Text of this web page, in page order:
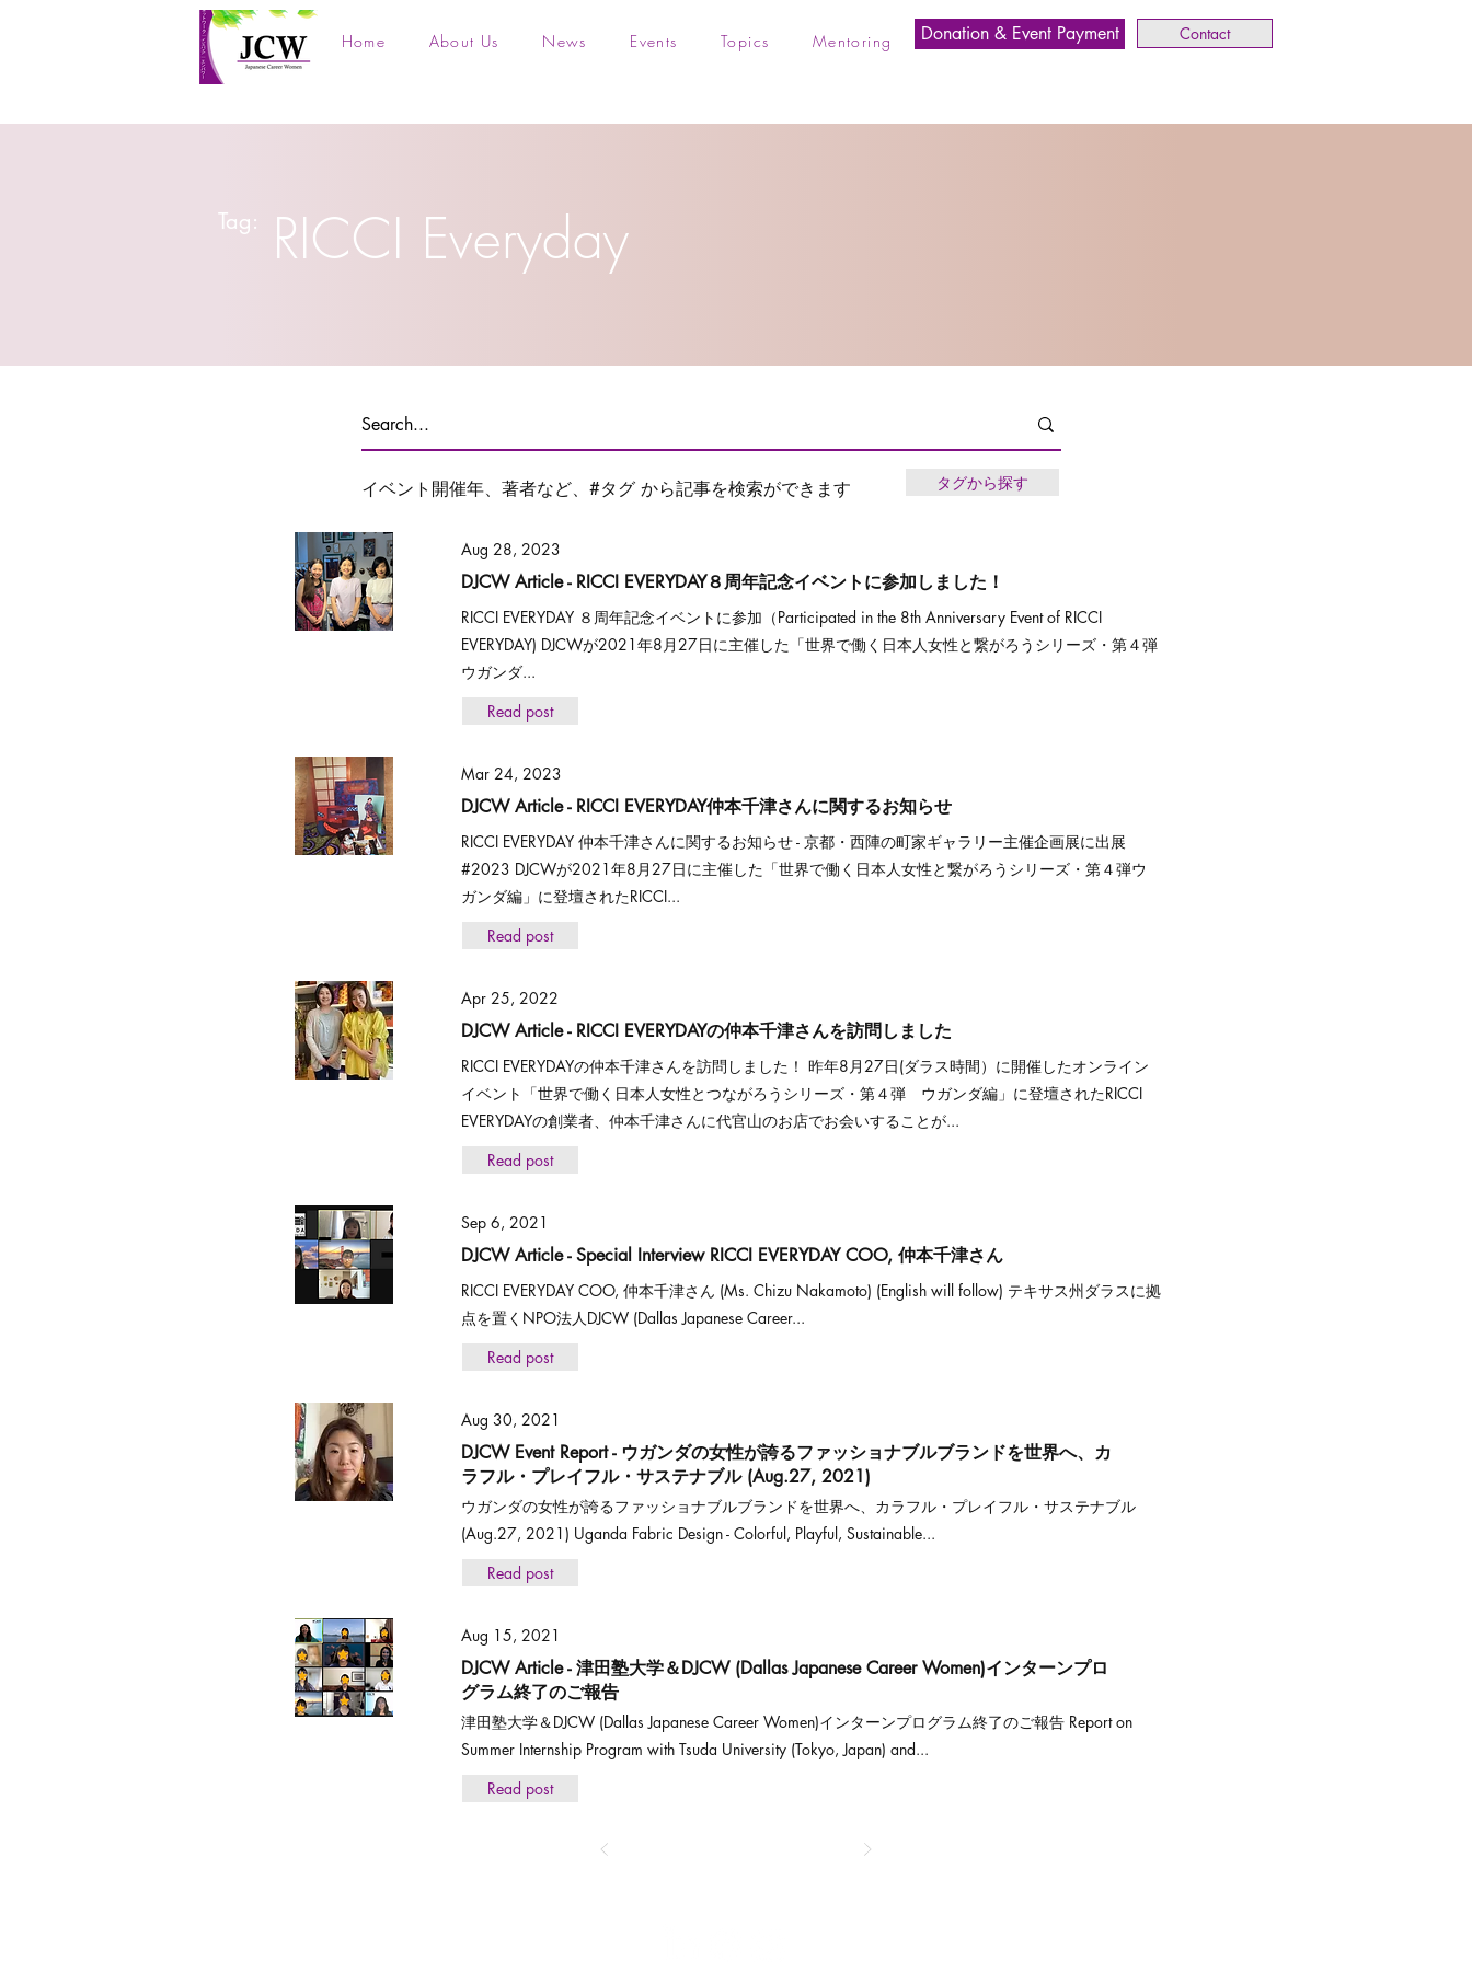
Home About Us News Events Topics Mentoring Donation & Event Payment Contact
Tag: RICCI Everyday
イベント開催年、著者など、#タグ から記事を検索ができます タグから探す
DJCW Article - RICCI EVERYDAY８周年記念イベントに参加しました！
Aug 28, 2023
RICCI EVERYDAY ８周年記念イベントに参加（Participated in the 8th Anniversary Event of RICCI
EVERYDAY) DJCWが2021年8月27日に主催した「世界で働く日本人女性と繋がろうシリーズ・第４弾
ウガンダ...
Read post
DJCW Article - RICCI EVERYDAY仲本千津さんに関するお知らせ
Mar 24, 2023
RICCI EVERYDAY 仲本千津さんに関するお知らせ - 京都・西陣の町家ギャラリー主催企画展に出展
#2023 DJCWが2021年8月27日に主催した「世界で働く日本人女性と繋がろうシリーズ・第４弾ウ
ガンダ編」に登壇されたRICCI...
Read post
DJCW Article - RICCI EVERYDAYの仲本千津さんを訪問しました
Apr 25, 2022
RICCI EVERYDAYの仲本千津さんを訪問しました！ 昨年8月27日(ダラス時間）に開催したオンライン
イベント「世界で働く日本人女性とつながろうシリーズ・第４弾 ウガンダ編」に登壇されたRICCI
EVERYDAYの創業者、仲本千津さんに代官山のお店でお会いすることが...
Read post
DJCW Article - Special Interview RICCI EVERYDAY COO, 仲本千津さん
Sep 6, 2021
RICCI EVERYDAY COO, 仲本千津さん (Ms. Chizu Nakamoto) (English will follow) テキサス州ダラスに拠
点を置くNPO法人DJCW (Dallas Japanese Career...
Read post
DJCW Event Report - ウガンダの女性が誇るファッショナブルブランドを世界へ、カ
ラフル・プレイフル・サステナブル (Aug.27, 2021)
Aug 30, 2021
ウガンダの女性が誇るファッショナブルブランドを世界へ、カラフル・プレイフル・サステナブル
(Aug.27, 2021) Uganda Fabric Design - Colorful, Playful, Sustainable...
Read post
DJCW Article - 津田塾大学＆DJCW (Dallas Japanese Career Women)インターンプロ
グラム終了のご報告
Aug 15, 2021
津田塾大学＆DJCW (Dallas Japanese Career Women)インターンプログラム終了のご報告 Report on
Summer Internship Program with Tsuda University (Tokyo, Japan) and...
Read post